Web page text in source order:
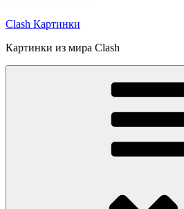
Clash Картинки
Картинки из мира Clash